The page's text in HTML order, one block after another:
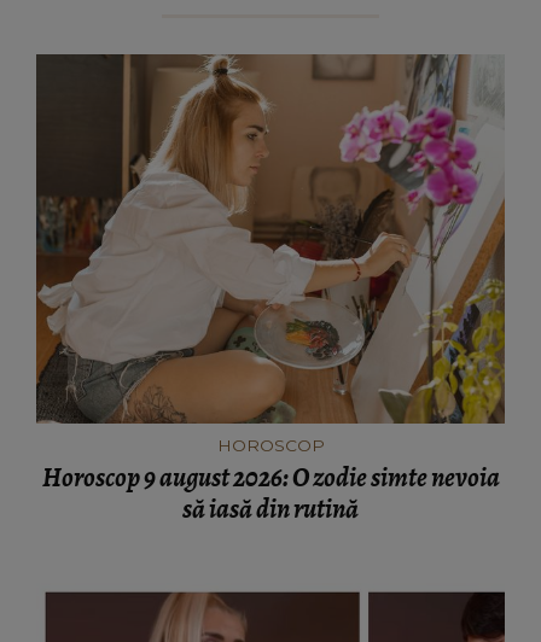
HOROSCOP
Horoscop 9 august 2026: O zodie simte nevoia
să iasă din rutină